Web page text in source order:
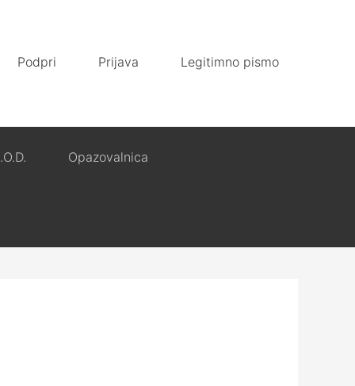
Podpri Prijava Legitimno pismo
Opazovalnica